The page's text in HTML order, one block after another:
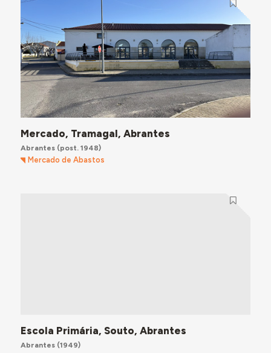
Mercado, Tramagal, Abrantes
Abrantes(post. 1948)
Mercado de Abastos
Escola Primária, Souto, Abrantes
Abrantes(1949)